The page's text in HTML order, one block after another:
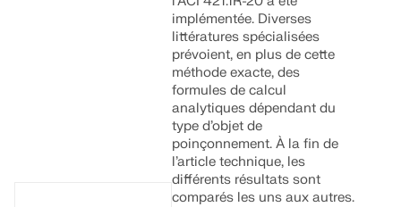
Outil de zone géographique
Le service en ligne Dlubal fournit des cartes de
zones pour la détermination rapide des charges de
neige, des vitesses de vent et des données
implémentée. Diverses
littératures spécialisées
prévoient, en plus de cette
méthode exacte, des
formules de calcul
analytiques dépendant du
type d’objet de
poinçonnement. À la fin de
l’article technique, les
différents résultats sont
comparés les uns aux autres.